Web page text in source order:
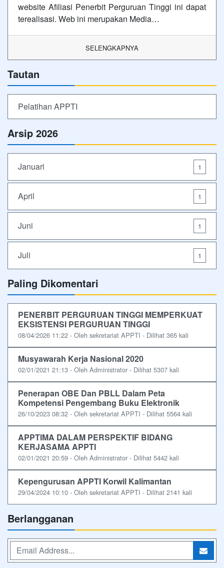
website Afiliasi Penerbit Perguruan Tinggi ini dapat
terealisasi. Web ini merupakan Media…
SELENGKAPNYA
Tautan
Pelatihan APPTI
Arsip 2026
Januari 1
April 1
Juni 1
Juli 1
Paling Dikomentari
PENERBIT PERGURUAN TINGGI MEMPERKUAT
EKSISTENSI PERGURUAN TINGGI
08/04/2026 11:22 - Oleh sekretariat APPTI - Dilihat 365 kali
Musyawarah Kerja Nasional 2020
02/01/2021 21:13 - Oleh Administrator - Dilihat 5307 kali
Penerapan OBE Dan PBLL Dalam Peta
Kompetensi Pengembang Buku Elektronik
26/10/2023 08:32 - Oleh sekretariat APPTI - Dilihat 5564 kali
APPTIMA DALAM PERSPEKTIF BIDANG
KERJASAMA APPTI
02/01/2021 20:59 - Oleh Administrator - Dilihat 5442 kali
Kepengurusan APPTI Korwil Kalimantan
29/04/2024 10:10 - Oleh sekretariat APPTI - Dilihat 2141 kali
Berlangganan